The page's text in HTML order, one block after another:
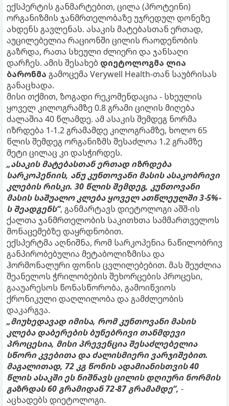
ექსპერტის განმარტებით, ცილა (პროტეინი)
ორგანიზმის ჯანმრთელობაზე უჯრედულ დონეზე
ახდენს გავლენას. ასაკის მატებასთან ერთად,
აუცილებელია რაციონში ცილის რაოდენობის
გაზრდა, რათა სხეული ძლიერი და ჯანსაღი
დარჩეს. ამის შესახებ დიეტოლოგმა ლია
ბარონმა გამოცემა Verywell Health-თან საუბრისას
განაცხადა.
მისი თქმით, ზოგადი რეკომენდაცია - სხეულის
ყოველ კილოგრამზე 0.8 გრამი ცილის მიღება
ძალაშია 40 წლამდე. ამ ასაკის შემდეგ ნორმა
იზრდება 1-1.2 გრამამდე კილოგრამზე, ხოლო 65
წლის შემდეგ ორგანიზმს შესაძლოა 1.2 გრამზე
მეტი ცილაც კი დასჭირდეს.
„ასაკის მატებასთან ერთად იზრდება
სარკოპენიის, ანუ კუნთოვანი მასის ასაკობრივი
კლების რისკი. 30 წლის შემდეგ, კუნთოვანი
მასის საშუალო კლება ყოველ ათწლეულში 3-5%-
ს შეადგენს“, განმარტავს დიეტოლოგი აშშ-ის
ქალთა ჯანმრთელობის საკითხთა სამმართველოს
მონაცემებზე დაყრდნობით.
ექსპერტმა აღნიშნა, რომ სარკოპენია ნაწილობრივ
განპირობებულია მეტაბოლიზმისა და
ჰორმონალური ფონის ცვლილებებით. მას შეუძლია
შეანელოს ჭრილობების შეხორცების პროცესი,
გააუარესოს წონასწორობა, გამოიწვიოს
ქრონიკული დაღლილობა და გამძლეობის
დაკარგვა.
„მიუხედავად იმისა, რომ კუნთოვანი მასის
კლება დაბერების ბუნებრივი თანმდევი
პროცესია, მისი პრევენცია შესაძლებელია
სწორი კვებითა და ძალისმიერი ვარჯიშებით.
მაგალითად, 72 კგ წონის ადამიანისთვის 40
წლის ასაკში ეს ნიშნავს ცილის დღიური ნორმის
გაზრდას 60 გრამიდან 72-87 გრამამდე“, -
აცხადებს დიეტოლოგი.